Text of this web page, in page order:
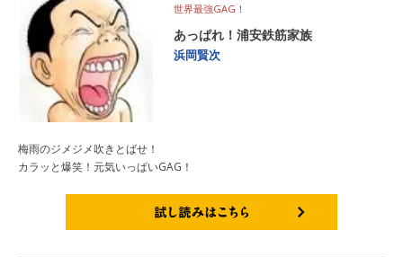
世界最強GAG！
あっぱれ！浦安鉄筋家族
浜岡賢次
梅雨のジメジメ吹きとばせ！
カラッと爆笑！元気いっぱいGAG！